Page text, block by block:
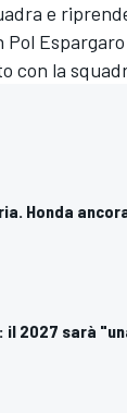
e
con la
Honda
il 2027 sarà